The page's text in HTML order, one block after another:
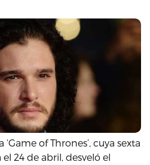
of Thrones’, cuya sexta
24 de abril, desveló el